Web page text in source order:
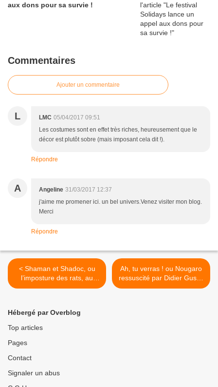
aux dons pour sa survie !
Commentaires
Ajouter un commentaire
L LMC 05/04/2017 09:51
Les costumes sont en effet très riches, heureusement que le
décor est plutôt sobre (mais imposant cela dit !).
Répondre
A Angeline 31/03/2017 12:37
j'aime me promener ici. un bel univers.Venez visiter mon blog.
Merci
Répondre
< Shaman et Shadoc, ou
l’imposture des rats, au
Théâtre Essaïon à Paris
Ah, tu verras ! ou Nougaro
ressuscité par Didier Gustin
>
Hébergé par Overblog
Top articles
Pages
Contact
Signaler un abus